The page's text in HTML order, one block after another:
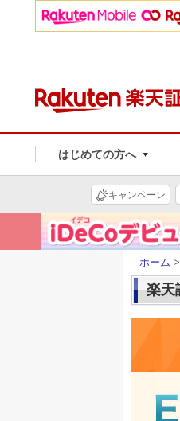
はじめての方へ
キャンペーン
ホーム >
楽天